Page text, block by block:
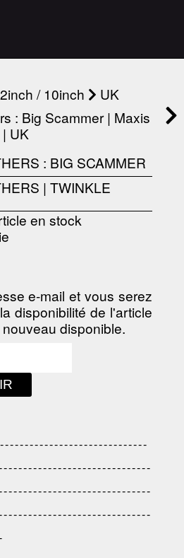
/ 10inch UK
: BIG SCAMMER
| TWINKLE
en stock
e-mail et vous serez
disponibilité de l'article
disponible.